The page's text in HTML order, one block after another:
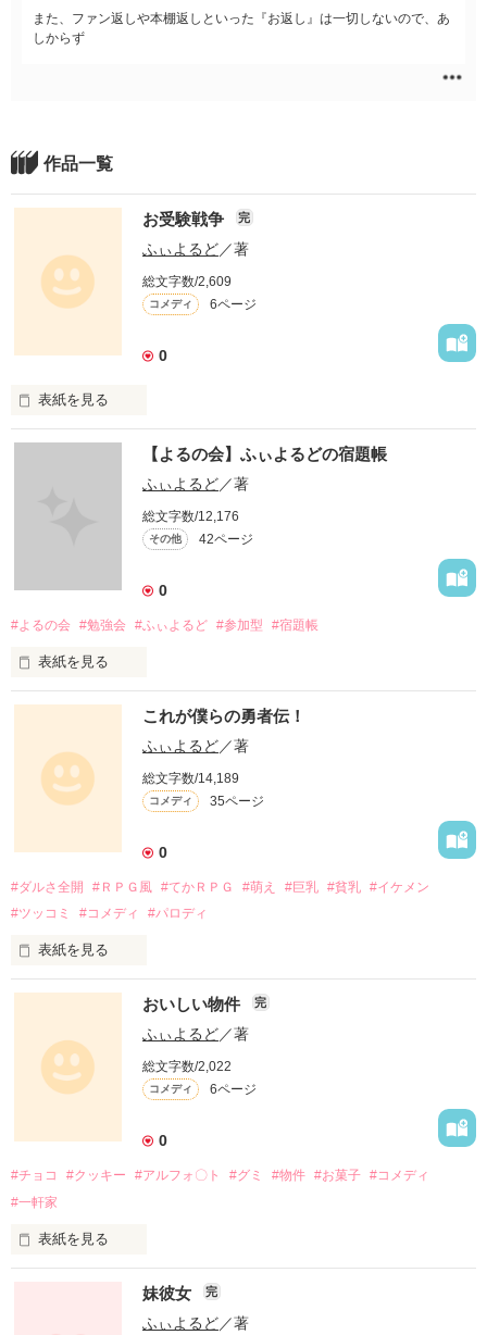
また、ファン返しや本棚返しといった『お返し』は一切しないので、あ
しからず
作品一覧
お受験戦争 完
ふぃよるど／著
総文字数/2,609
コメディ 6ページ
0
表紙を見る
これは
私立中学受験を控えた小学生たちが
なんとも意味の無い闘いである
【よるの会】ふぃよるどの宿題帳
ふぃよるど／著
総文字数/12,176
その他 42ページ
0
#よるの会 #勉強会 #ふぃよるど #参加型 #宿題帳
表紙を見る
ここでは
みなさまで
一緒に勉強をして
みようという
の企画作品です！
参加者の方々には
それに合わせた一品を完成させ、感想ノートにて、みんなで甘
辛問わずの品評会を行います。
あくまでも『勉強会』ですので、企画参加は自由であり、
お題も必ずやらなくても結構です。
作品を読む
これが僕らの勇者伝！
ふぃよるど／著
総文字数/14,189
コメディ 35ページ
0
#ダルさ全開 #ＲＰＧ風 #てかＲＰＧ #萌え #巨乳 #貧乳 #イケメン
#ツッコミ
#コメディ #パロディ
表紙を見る
魔王？
え～倒しに行くとかちょ～ダルい…
仲間？
みんなバニーちゃんでいい？
おいしい物件 完
ふぃよるど／著
総文字数/2,022
コメディ 6ページ
0
#チョコ #クッキー #アルフォ〇ト #グミ #物件 #お菓子 #コメディ
#一軒家
表紙を見る
いかがでしょうか？ 妹彼女 完
ふぃよるど／著